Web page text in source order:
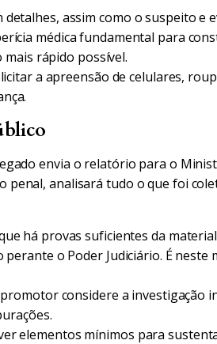
assim como o suspeito e
médica fundamental para
rápido possível.
a apreensão de celulares,
envia o relatório para o
analisará tudo o que foi
há provas suficientes da
o Poder Judiciário. É neste
considere a investigação
elementos mínimos para